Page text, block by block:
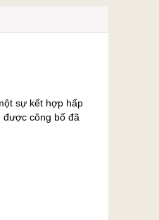
sự kết hợp hấp
được công bố đã